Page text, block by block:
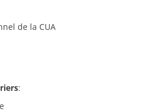
de la CUA
: